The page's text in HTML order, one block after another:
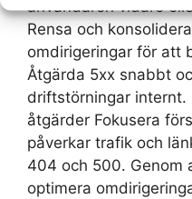
användaren vidare
Rensa och
omdirigeringar för att
Åtgärda 5xx snabbt
driftstörningar internt.
åtgärder Fokusera
påverkar trafik och
404 och 500. Genom
optimera